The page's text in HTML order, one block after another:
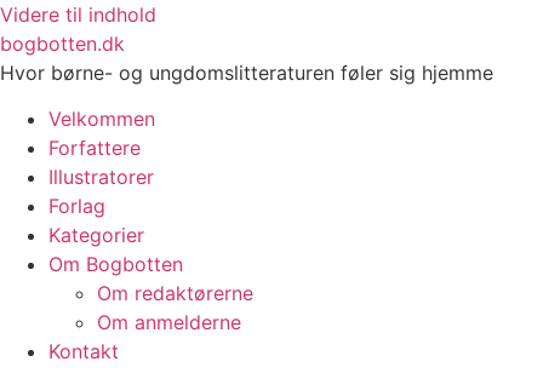
Videre til indhold
bogbotten.dk
Hvor børne- og ungdomslitteraturen føler sig hjemme
Velkommen
Forfattere
Illustratorer
Forlag
Kategorier
Om Bogbotten
Om redaktørerne
Om anmelderne
Kontakt